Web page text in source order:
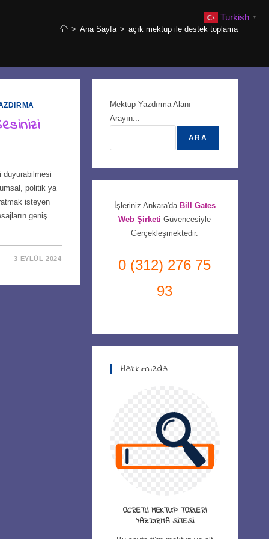
> Ana Sayfa > açık mektup ile destek toplama
duyurabilmesi
politik ya
isteyen
geniş
3 EYLÜL 2024
Mektup Yazdırma Alanı
Arayın...
ARA
İşleriniz Ankara'da Bill Gates
Web ŞirketiGüvencesiyle
Gerçekleşmektedir.
0 (312) 276 75
93
Hakkımızda
ÜCRETLI MEKTUP TÜRLERI
YAZDIRMA SITESI
Turkish ▼